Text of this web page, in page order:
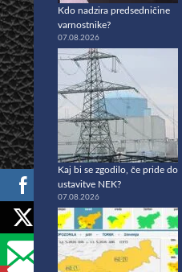
Kdo nadzira predsedničine
varnostnike?
07.08.2026
Kaj bi se zgodilo, če pride do
ustavitve NEK?
07.08.2026